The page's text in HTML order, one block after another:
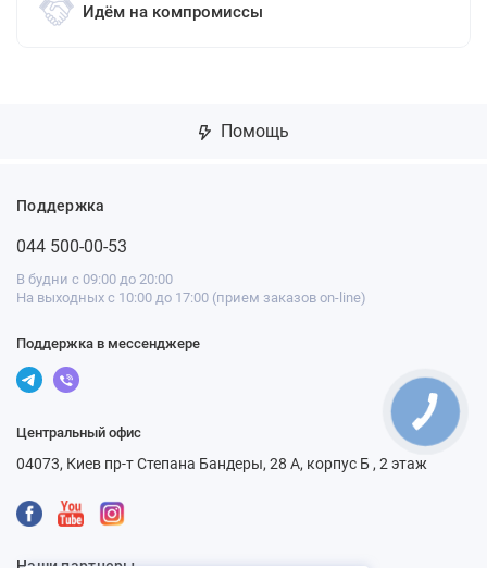
Идём на компромиссы
Помощь
Поддержка
044 500-00-53
В будни с 09:00 до 20:00
На выходных с 10:00 до 17:00 (прием заказов on-line)
Поддержка в мессенджере
Центральный офис
04073, Киев пр-т Степана Бандеры, 28 А, корпус Б , 2 этаж